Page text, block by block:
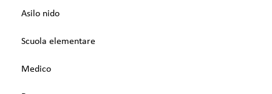
Asilo nido
Scuola elementare
Medico